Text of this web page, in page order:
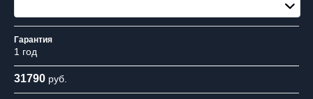
Гарантия
1 год
31790 руб.